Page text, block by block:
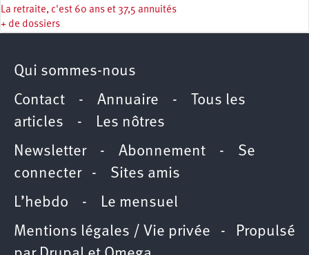
La retraite, c'est 60 ans et 37,5 annuités
+ de dossiers
Qui sommes-nous
Contact - Annuaire -
Tous les
articles - Les nôtres
Newsletter- Abonnement - Se
connecter- Sites amis
L’hebdo - Le mensuel
Mentions légales / Vie privée - Propulsé